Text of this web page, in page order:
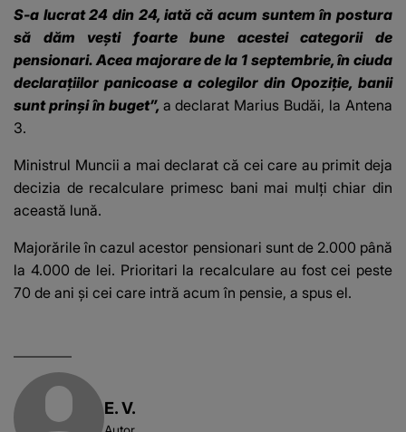
S-a lucrat 24 din 24, iată că acum suntem în postura
să dăm veşti foarte bune acestei categorii de
pensionari. Acea majorare de la 1 septembrie, în ciuda
declaraţiilor panicoase a colegilor din Opoziţie, banii
sunt prinşi în buget”, a declarat Marius Budăi, la Antena
3.
Ministrul Muncii a mai declarat că cei care au primit deja
decizia de recalculare primesc bani mai mulți chiar din
această lună.
Majorările în cazul acestor pensionari sunt de 2.000 până
la 4.000 de lei. Prioritari la recalculare au fost cei peste
70 de ani şi cei care intră acum în pensie, a spus el.
E. V.